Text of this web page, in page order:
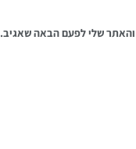
שלי לפעם הבאה שאגיב.